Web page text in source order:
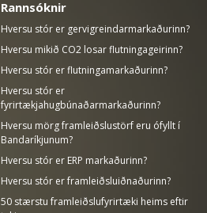
Rannsóknir
Hversu stór er gervigreindarmarkaðurinn?
Hversu mikið CO2 losar flutningageirinn?
Hversu stór er flutningamarkaðurinn?
Hversu stór er
fyrirtækjahugbúnaðarmarkaðurinn?
Hversu mörg framleiðslustörf eru ófyllt í
Bandaríkjunum?
Hversu stór er ERP markaðurinn?
Hversu stór er framleiðsluiðnaðurinn?
50 stærstu framleiðslufyrirtæki heims eftir